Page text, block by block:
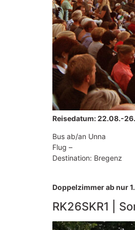
Reisedatum: 22.08.-
Bus ab/an Unna
Flug –
Destination: Bregenz
Doppelzimmer ab nur
RK26SKR1 |